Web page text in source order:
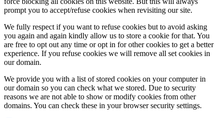
prompt you to accept/refuse cookies when revisiting our site.
We fully respect if you want to refuse cookies but to avoid asking
you again and again kindly allow us to store a cookie for that. You
are free to opt out any time or opt in for other cookies to get a better
experience. If you refuse cookies we will remove all set cookies in
our domain.
We provide you with a list of stored cookies on your computer in
our domain so you can check what we stored. Due to security
reasons we are not able to show or modify cookies from other
domains. You can check these in your browser security settings.